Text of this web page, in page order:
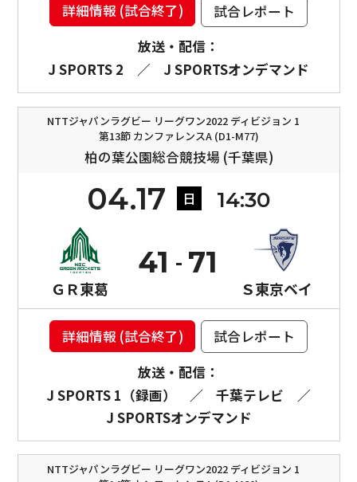
詳細情報 (試合終了)
試合レポート
放送・配信：
J SPORTS 2
／ J SPORTSオンデマンド
NTTジャパンラグビー リーグワン2022 ディビジョン 1
第13節 カンファレンスA (D1-M77)
柏の葉公園総合競技場 (千葉県)
04.17 日 14:30
ＧＲ東葛
41
Ｓ東京ベイ
71
詳細情報 (試合終了)
試合レポート
放送・配信：
J SPORTS 1（録画）
／ 千葉テレビ
／
J SPORTSオンデマンド
NTTジャパンラグビー リーグワン2022 ディビジョン 1